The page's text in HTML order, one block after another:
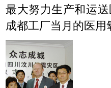
最大努力生产和运
成都工厂当月的医